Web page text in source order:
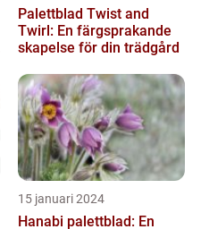
Palettblad Twist and
Twirl: En färgsprakande
skapelse för din trädgård
15 januari 2024
Hanabi palettblad: En